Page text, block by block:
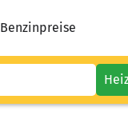
Benzinpreise